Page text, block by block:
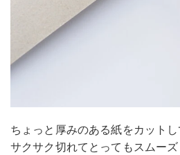
ちょっと厚みのある紙をカットし
サクサク切れてとってもスムーズ